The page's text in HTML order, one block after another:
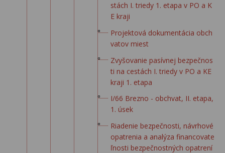
stách I. triedy 1. etapa v PO a K
E kraji
Projektová dokumentácia obch
vatov miest
Zvyšovanie pasívnej bezpečnos
ti na cestách I. triedy v PO a KE
kraji 1. etapa
I/66 Brezno - obchvat, II. etapa,
1. úsek
Riadenie bezpečnosti, návrhové
opatrenia a analýza financovate
ľnosti bezpečnostných opatrení